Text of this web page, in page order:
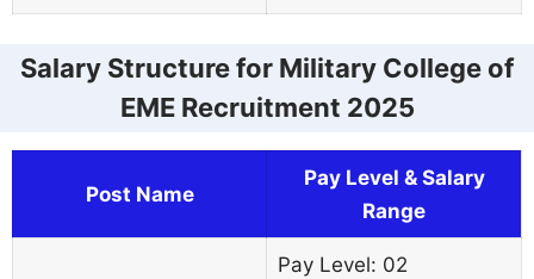
Salary Structure for Military College of
EME Recruitment 2025
Post Name
Pay Level & Salary
Range
Pay Level: 02